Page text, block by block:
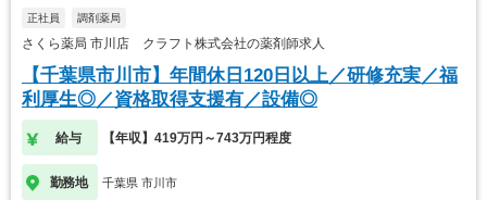
正社員 調剤薬局
さくら薬局 市川店 クラフト株式会社の薬剤師求人
【千葉県市川市】年間休日120日以上／研修充実／福
利厚生◎／資格取得支援有／設備◎
給与 【年収】419万円～743万円程度
勤務地 千葉県 市川市